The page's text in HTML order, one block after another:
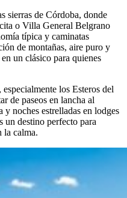
sierras de Córdoba, donde
o Villa General Belgrano
típica y caminatas
de montañas, aire puro y
un clásico para quienes
los Esteros del
de paseos en lancha al
y noches estrelladas en lodges
un destino perfecto para
la calma.